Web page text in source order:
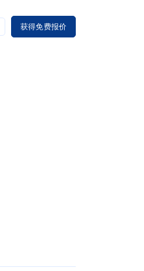
获得免费报价